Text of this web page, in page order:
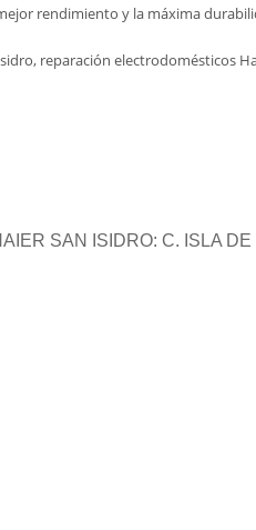
rendimiento y la máxima
reparación electrodomésticos
SAN ISIDRO: C. ISLA